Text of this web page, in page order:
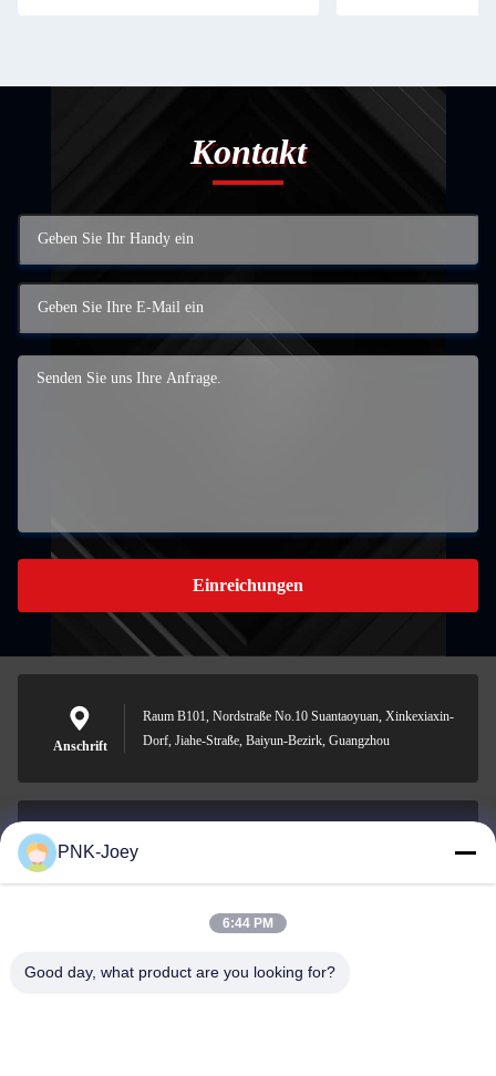
Kontakt
Einreichungen
Anschrift
Raum B101, Nordstraße No.10 Suantaoyuan, Xinkexiaxin-
Dorf, Jiahe-Straße, Baiyun-Bezirk, Guangzhou
E-Mail-Adresse
008613580404923
PNK-Joey
6:44 PM
Good day, what product are you looking for?